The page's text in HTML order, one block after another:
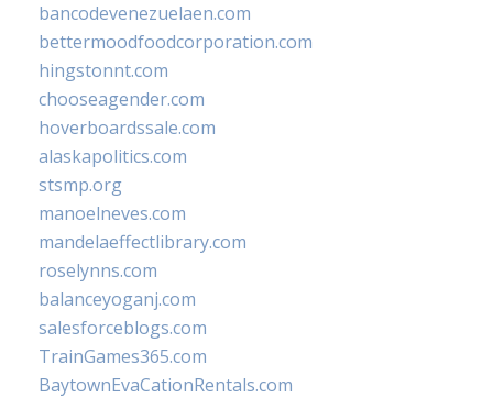
bancodevenezuelaen.com
bettermoodfoodcorporation.com
hingstonnt.com
chooseagender.com
hoverboardssale.com
alaskapolitics.com
stsmp.org
manoelneves.com
mandelaeffectlibrary.com
roselynns.com
balanceyoganj.com
salesforceblogs.com
TrainGames365.com
BaytownEvaCationRentals.com